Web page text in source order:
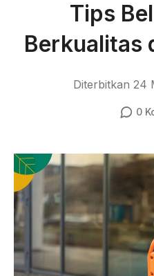
Tips
Berkualitas
Diterbitkan 24
0